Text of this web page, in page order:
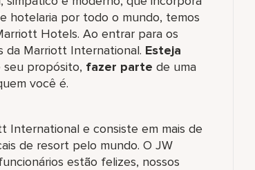
hotelaria por todo o mundo, temos
Hotels. Ao entrar para os
da Marriott International. Esteja
propósito, fazer parte de uma
você é.
e consiste em mais de
de resort pelo mundo. O JW
estão felizes, nossos